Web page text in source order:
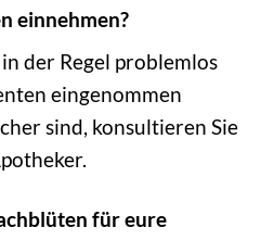
einnehmen?
der Regel problemlos
eingenommen
sind, konsultieren Sie
für eure